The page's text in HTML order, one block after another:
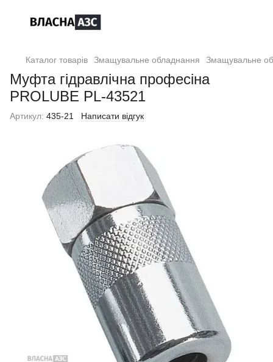
Каталог товарів Змащувальне обладнання Змащувальне
Муфта гідравлічна професіна
PROLUBE PL-43521
Артикул: 435-21 Написати відгук